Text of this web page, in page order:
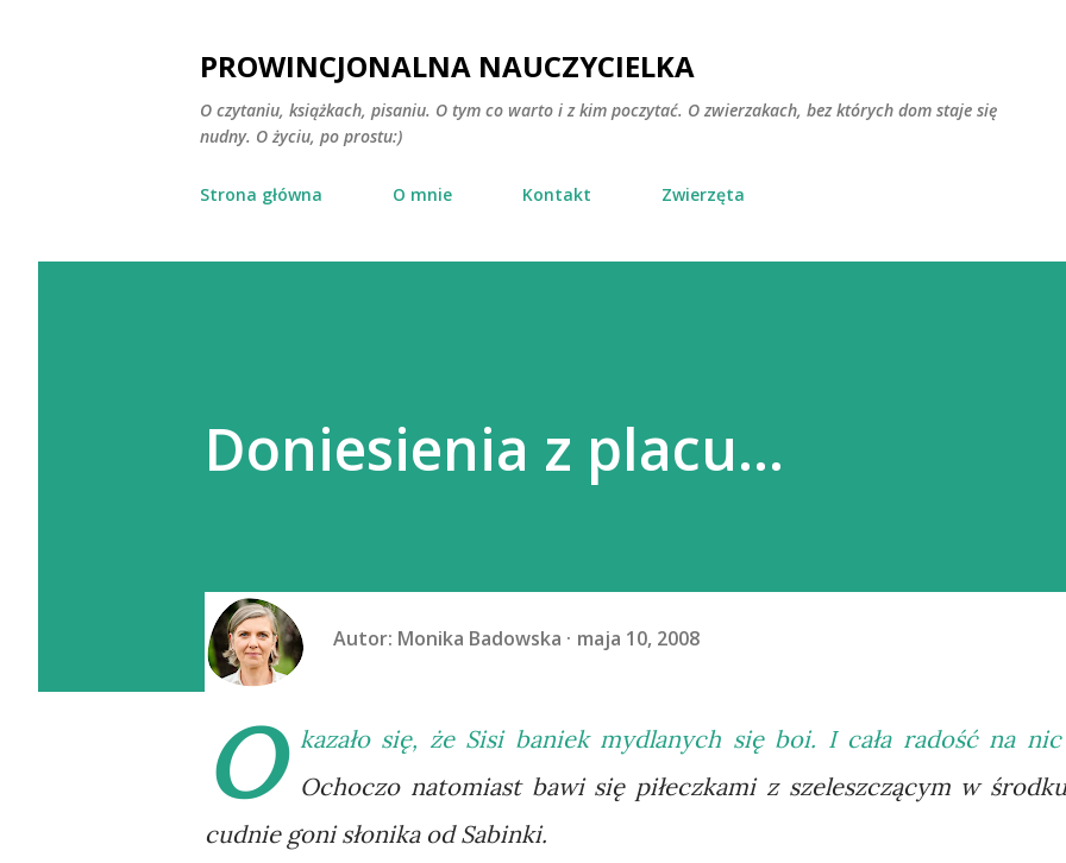
PROWINCJONALNA NAUCZYCIELKA
O czytaniu, książkach, pisaniu. O tym co warto i z kim poczytać. O zwierzakach, bez których dom staje się
nudny. O życiu, po prostu:)
Strona główna O mnie Kontakt Zwierzęta
Doniesienia z placu...
Autor: Monika Badowska maja 10, 2008
O
kazało się, że Sisi baniek mydlanych się boi. I cała radość na
Ochoczo natomiast bawi się piłeczkami z szeleszczącym w
cudnie goni słonika od Sabinki.